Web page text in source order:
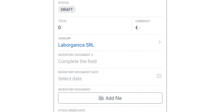
Impostazioni
Enterprise
Bitrix24 On-Premise
Bitrix24 Messenger
Domande generali